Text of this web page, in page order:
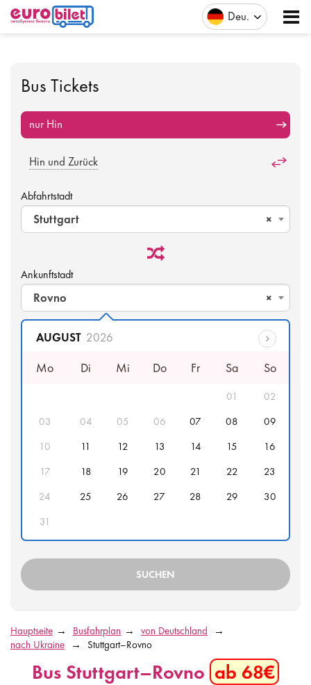
Deu
Bus Tickets
nur Hin
Hin und Zurück
Abfahrtstadt
×
Stuttgart
Ankunftstadt
×
Rovno
AUGUST 2026
Mo Di Mi Do Fr Sa So
01
02
03
04 05 06 07 08
09
10
11 12 13 14 15
16
17
18 19 20 21 22
23
24
25 26 27 28 29
30
31
Hauptseite Busfahrplan
von Deutschland
nach Ukraine
Stuttgart–Rovno
Bus Stuttgart–Rovno ab 68€